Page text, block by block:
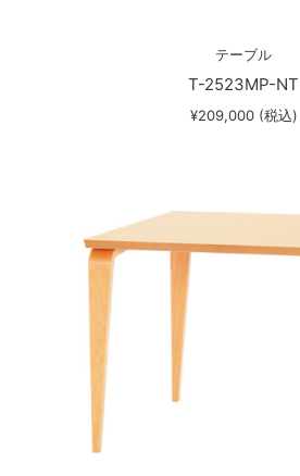
テーブル
T-2523MP-NT
¥209,000 (税込)